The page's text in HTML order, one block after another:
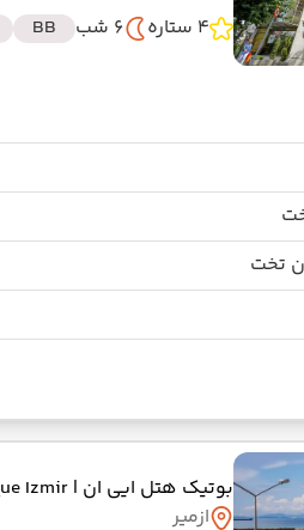
4 ستاره
6 شب BB
تخت
بوتیک هتل ایی ان | EN Hotel Boutique Izmir
ازمیر